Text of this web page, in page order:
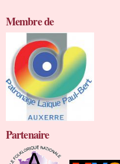
Membre de
Partenaire